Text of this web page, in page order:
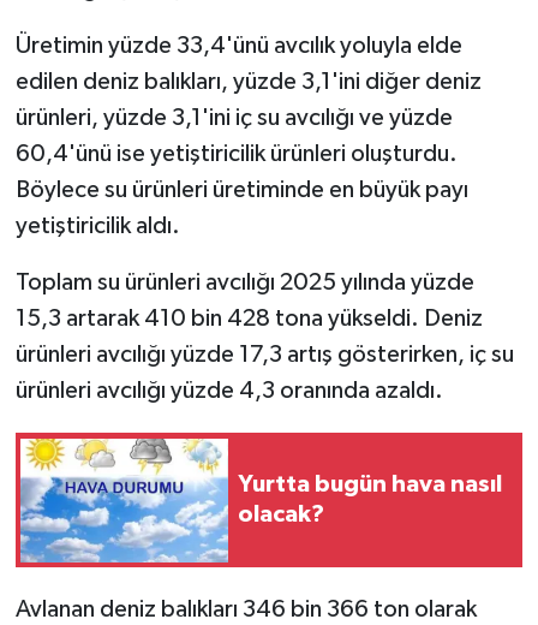
Üretimin yüzde 33,4'ünü avcılık yoluyla elde
edilen deniz balıkları, yüzde 3,1'ini diğer deniz
ürünleri, yüzde 3,1'ini iç su avcılığı ve yüzde
60,4'ünü ise yetiştiricilik ürünleri oluşturdu.
Böylece su ürünleri üretiminde en büyük payı
yetiştiricilik aldı.
Toplam su ürünleri avcılığı 2025 yılında yüzde
15,3 artarak 410 bin 428 tona yükseldi. Deniz
ürünleri avcılığı yüzde 17,3 artış gösterirken, iç su
ürünleri avcılığı yüzde 4,3 oranında azaldı.
Yurtta bugün hava nasıl
olacak?
Avlanan deniz balıkları 346 bin 366 ton olarak